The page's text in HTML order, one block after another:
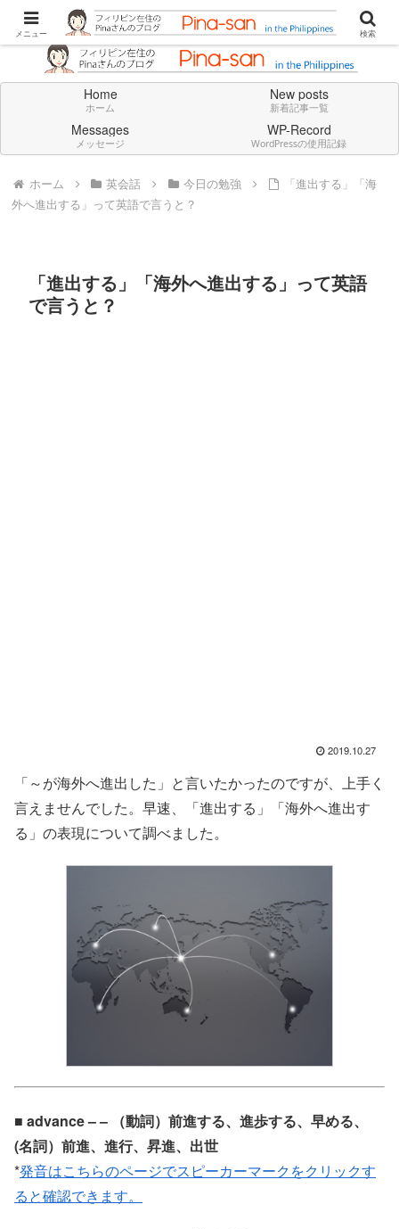
Don't think deeply. Feel always in English.
Home
ホーム
New posts
新着記事一覧
Messages
メッセージ
WP-Record
WordPressの使用記録
ホーム 英会話 今日の勉強
「進出する」「海
外へ進出する」って英語で言うと？
「進出する」「海外へ進出する」って英語
で言うと？
2019.10.27
「～が海外へ進出した」と言いたかったのですが、上手く
言えませんでした。早速、「進出する」「海外へ進出す
る」の表現について調べました。
■ advance – – （動詞）前進する、進歩する、早める、
(名詞）前進、進行、昇進、出世
*発音はこちらのページでスピーカーマークをクリックす
ると確認できます。
メニュー 検索